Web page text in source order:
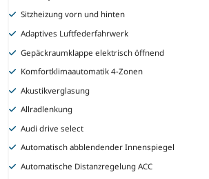
Sitzheizung vorn und hinten
Adaptives Luftfederfahrwerk
Gepäckraumklappe elektrisch öffnend
Komfortklimaautomatik 4-Zonen
Akustikverglasung
Allradlenkung
Audi drive select
Automatisch abblendender Innenspiegel
Automatische Distanzregelung ACC